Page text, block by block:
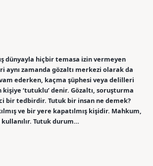
dünyayla hiçbir temasa izin vermeyen
aynı zamanda gözaltı merkezi olarak da
ederken, kaçma şüphesi veya delilleri
‘tutuklu’ denir. Gözaltı, soruşturma
bir tedbirdir. Tutuk bir insan ne demek?
ve bir yere kapatılmış kişidir. Mahkum,
Tutuk durum…